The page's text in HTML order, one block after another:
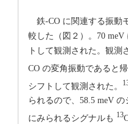
鉄-CO に関連する振動
較した（図２）。70
トして観測された。観
CO の変角振動であると
シフトして観測された。
られるので、58.5 meV
にみられるシグナルも 13